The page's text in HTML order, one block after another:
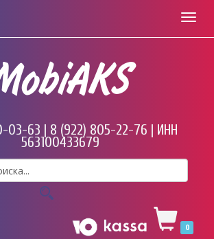
03-63 | 8 (922) 805-22-76 | ИНН
563100433679
0